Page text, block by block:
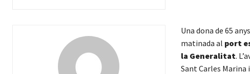
Una dona de 65
matinada al port
la Generalitat.
Sant Carles